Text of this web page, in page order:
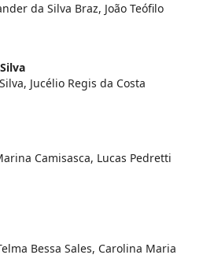
da Silva Braz, João Teófilo
Jucélio Regis da Costa
Camisasca, Lucas Pedretti
Bessa Sales, Carolina Maria